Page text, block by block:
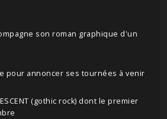
son roman graphique d'un
pour annoncer ses tournées à venir
(gothic rock) dont le premier